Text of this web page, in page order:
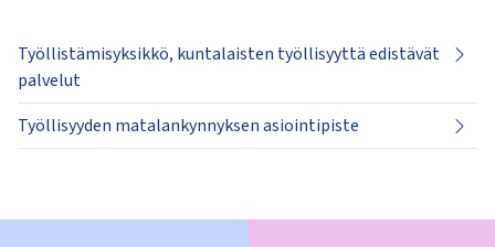
Työllistämisyksikkö, kuntalaisten työllisyyttä edistävät
palvelut
Työllisyyden matalankynnyksen asiointipiste